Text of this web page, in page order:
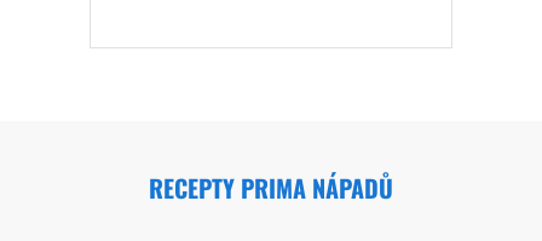
RECEPTY PRIMA NÁPADŮ